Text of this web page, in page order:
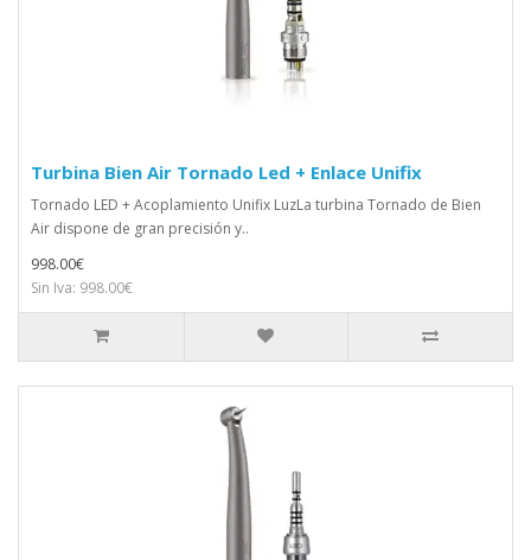
Turbina Bien Air Tornado Led + Enlace Unifix
Tornado LED + Acoplamiento Unifix LuzLa turbina Tornado de Bien
Air dispone de gran precisión y..
998.00€
Sin Iva: 998.00€